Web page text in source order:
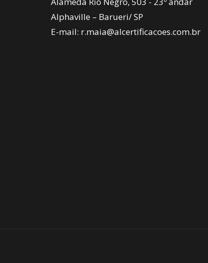
Alphaville – Barueri/ SP
E-mail: r.maia@alcertificacoes.com.br